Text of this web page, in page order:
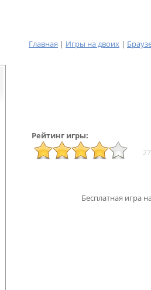
Главная | Игры на двоих |
Рейтинг игры:
Бесплатная игра